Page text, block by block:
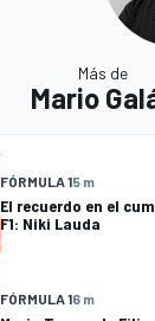
Más de
Mario
FÓRMULA 15 m
El recuerdo en el
F1: Niki Lauda
FÓRMULA 16 m